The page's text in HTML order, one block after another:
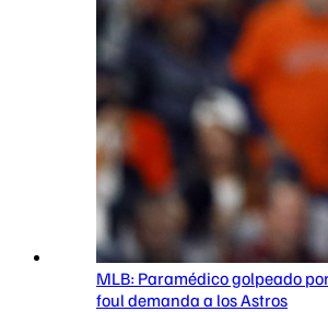
MLB: Paramédico golpeado
foul demanda a los Astros